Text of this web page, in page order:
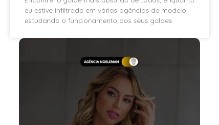
eu estive infiltrado em várias agências de modelo
estudando o funcionamento dos seus golpes